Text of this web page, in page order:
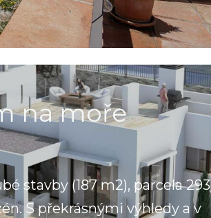
na moře
stavby (187 m2), parcela 293
S překrásnými výhledy a v